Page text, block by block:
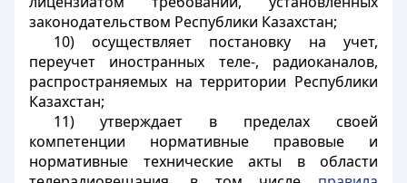
законодательством Республики Казахстан;
10) осуществляет постановку на учет,
переучет иностранных теле-, радиоканалов,
распространяемых на территории Республики
Казахстан;
11) утверждает в пределах своей
компетенции нормативные правовые и
нормативные технические акты в области